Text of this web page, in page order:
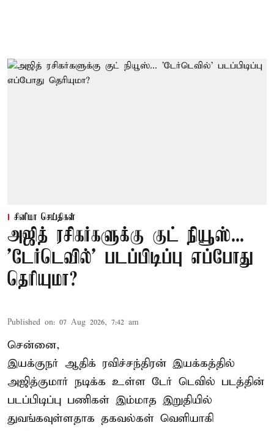
சினிமா செய்திகள்
அஜித் ரசிகர்களுக்கு குட் நியூஸ்...
'டேர்டெவில்' படப்பிடிப்பு எப்போது
தெரியுமா?
Published on: 07 Aug 2026, 7:42 am
சென்னை,
இயக்குநர் ஆதிக் ரவிச்சந்திரன் இயக்கத்தில்
அஜித்குமார் நடிக்க உள்ள டேர் டெவில் படத்தின்
படப்பிடிப்பு பணிகள் இம்மாத இறுதியில்
துவங்கவுள்ளதாக தகவல்கள் வெளியாகி